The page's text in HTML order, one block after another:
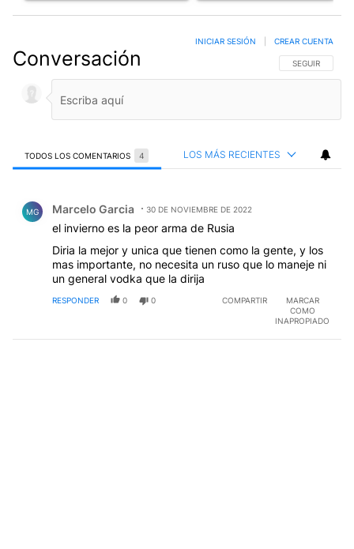
Conversación SIGA ESTA
SEGUIR
INICIAR SESIÓN CREAR CUENTA
TODOS LOS COMENTARIOS 4 LOS MÁS RECIENTES
MG Marcelo Garcia 30 DE NOVIEMBRE DE 2022
el invierno es la peor arma de Rusia
Diria la mejor y unica que tienen como la gente, y los
mas importante, no necesita un ruso que lo maneje ni
un general vodka que la dirija
RESPONDER 0 0 COMPARTIR
MARCAR
COMO
INAPROPIADO